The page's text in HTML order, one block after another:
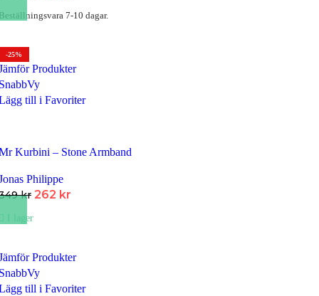
priset
priset
7-10 dagar.
-25%
Produkter
till i Favoriter
Kurbini – Stone Armband
Philippe
kr Det
349 kr.
262 kr
262 kr.
I lager
Produkter
till i Favoriter